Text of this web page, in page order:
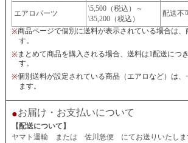
エアロパーツ
\5,500（税込）～
\35,200（税込）
配送不
※商品ページで個別に送料が表示されている場合は、
す。
※まとめて商品を購入される場合、送料は1配送につ
す。
※個別送料が設定されている商品（エアロなど）は、
ます。
●お届け・お支払いについて
【配送について】
ヤマト運輸 または 佐川急便 にてお送りいたしま